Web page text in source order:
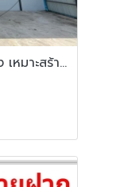
ให้เช่าโกดัง ย่านสวนหลวง เหมาะสร้างธุระกิจ